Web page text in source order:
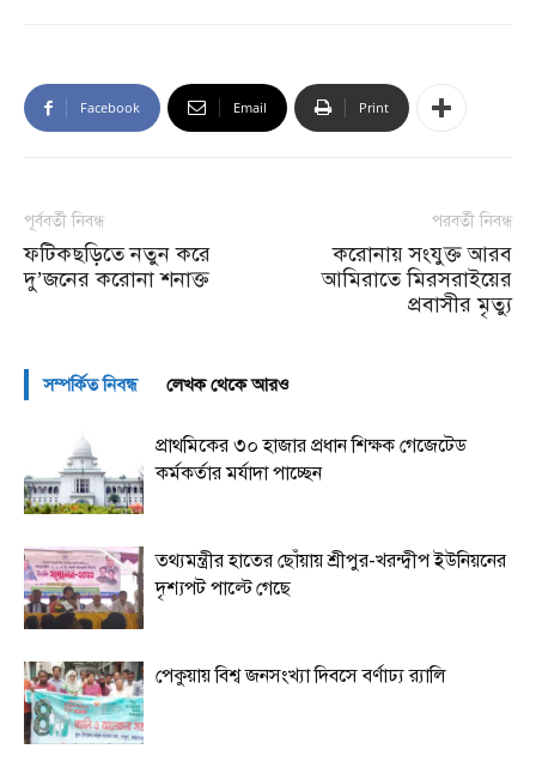
Facebook Email Print
পূর্ববর্তী নিবন্ধ
ফটিকছড়িতে নতুন করে
দু’জনের করোনা শনাক্ত
পরবর্তী নিবন্ধ
করোনায় সংযুক্ত আরব
আমিরাতে মিরসরাইয়ের
প্রবাসীর মৃত্যু
সম্পর্কিত নিবন্ধ লেখক থেকে আরও
প্রাথমিকের ৩০ হাজার প্রধান শিক্ষক গেজেটেড
কর্মকর্তার মর্যাদা পাচ্ছেন
তথ্যমন্ত্রীর হাতের ছোঁয়ায় শ্রীপুর-খরন্দ্বীপ ইউনিয়নের
দৃশ্যপট পাল্টে গেছে
পেকুয়ায় বিশ্ব জনসংখ্যা দিবসে বর্ণাঢ্য র‌্যালি